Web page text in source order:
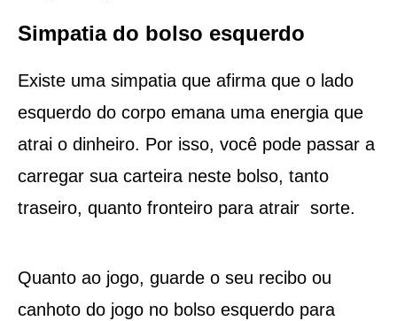
Simpatia do bolso esquerdo
Existe uma simpatia que afirma que o lado
esquerdo do corpo emana uma energia que
atrai o dinheiro. Por isso, você pode passar a
carregar sua carteira neste bolso, tanto
traseiro, quanto fronteiro para atrair sorte.
Quanto ao jogo, guarde o seu recibo ou
canhoto do jogo no bolso esquerdo para